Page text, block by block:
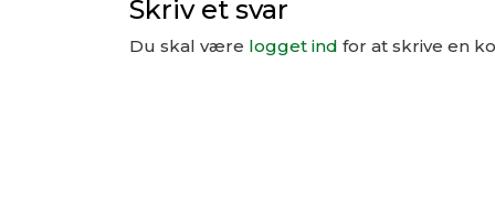
Skriv et svar
Du skal være logget ind for at skrive en